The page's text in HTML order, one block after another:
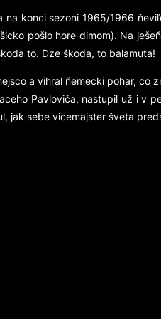
konci sezoni 1965/1966
pošlo hore dimom). Na
to. Dze škoda, to balamuta!
a vihral ňemecki pohar, co
Pavloviča, nastupil už i v
jak sebe vicemajster šveta